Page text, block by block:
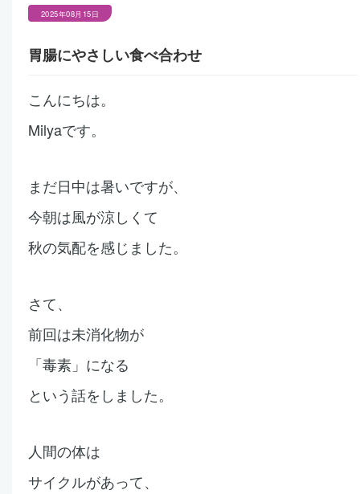
2025年08月15日
胃腸にやさしい食べ合わせ
こんにちは。
Milyaです。
まだ日中は暑いですが、
今朝は風が涼しくて
秋の気配を感じました。
さて、
前回は未消化物が
「毒素」になる
という話をしました。
人間の体は
サイクルがあって、